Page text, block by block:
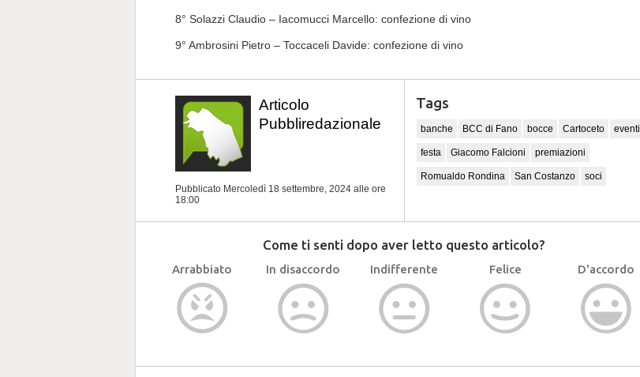
8° Solazzi Claudio – Iacomucci Marcello: confezione di vino
9° Ambrosini Pietro – Toccaceli Davide: confezione di vino
Articolo
Pubbliredazionale
Pubblicato Mercoledì 18 settembre, 2024 alle ore
18:00
Tags
banche BCC di Fano bocce Cartoceto eventi
festa Giacomo Falcioni premiazioni
Romualdo Rondina San Costanzo soci
Come ti senti dopo aver letto questo articolo?
Arrabbiato In disaccordo Indifferente Felice D'accordo